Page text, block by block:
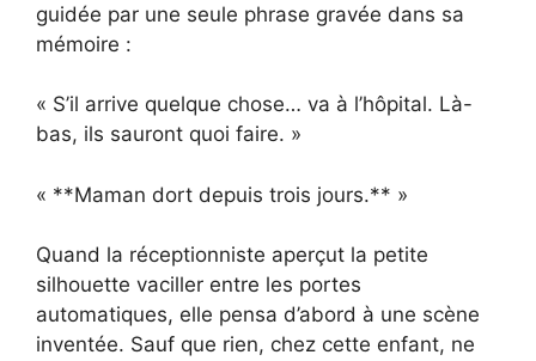
guidée par une seule phrase gravée dans sa
mémoire :
« S’il arrive quelque chose… va à l’hôpital. Là-
bas, ils sauront quoi faire. »
« **Maman dort depuis trois jours.** »
Quand la réceptionniste aperçut la petite
silhouette vaciller entre les portes
automatiques, elle pensa d’abord à une scène
inventée. Sauf que rien, chez cette enfant, ne